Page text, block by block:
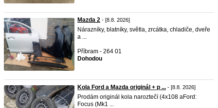
Mazda 2 - [8.8. 2026]
Nárazníky, blatníky, světla, zrcátka, chladiče, dveře
a ...
Příbram - 264 01
Dohodou
Kola Ford a Mazda originál + p ... - [8.8. 2026]
Prodám originál kola naroztečí (4x108 aFord:
Focus (Mk1 ...